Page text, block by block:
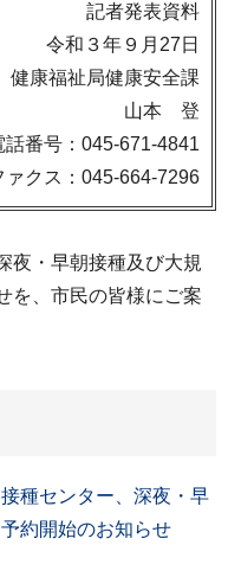
記者発表資料
令和３年９月27日
健康福祉局健康安全課
山本 登
話番号：045-671-4841
ァクス：045-664-7296
夜・早朝接種及び大規
を、市民の皆様にご案
種センター、深夜・早
約開始のお知らせ